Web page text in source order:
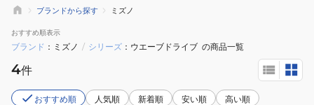
ブランドから探す ミズノ
おすすめ順表示
ブランド ミズノ / シリーズ ウエーブドライブ の商品一覧
4件
おすすめ順 人気順 新着順 安い順 高い順